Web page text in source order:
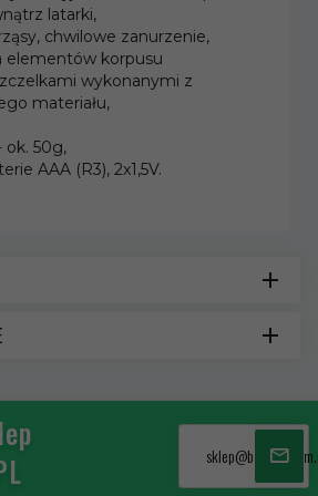
latarki,
chwilowe zanurzenie,
elementów korpusu
wykonanymi z
materiału,
ok. 50g,
AAA (R3), 2x1,5V.